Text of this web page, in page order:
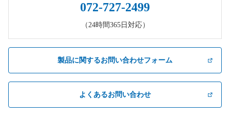
072-727-2499
（24時間365日対応）
製品に関するお問い合わせフォーム
よくあるお問い合わせ